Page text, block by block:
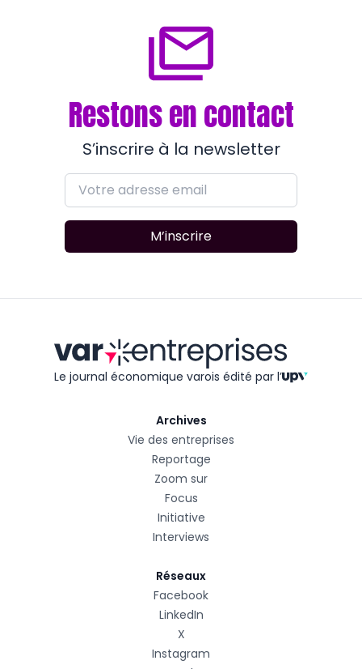
Restons en contact
S’inscrire à la newsletter
M’inscrire
Le journal économique varois édité par l’
Archives
Vie des entreprises
Reportage
Zoom sur
Focus
Initiative
Interviews
Réseaux
Facebook
LinkedIn
X
Instagram